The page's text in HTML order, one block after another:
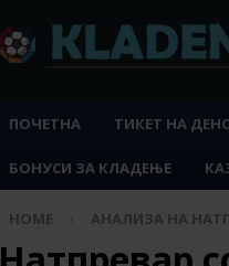
ПОЧЕТНА ТИКЕТ НА
БОНУСИ ЗА КЛАДЕЊЕ
HOME АНАЛИЗА НА